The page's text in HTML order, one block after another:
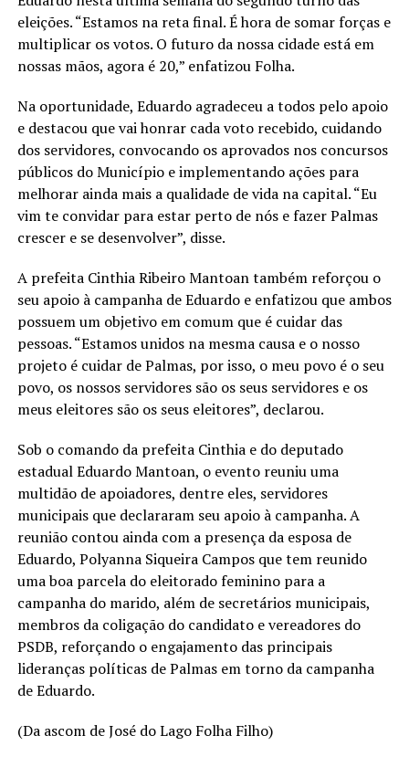
eleições. “Estamos na reta final. É hora de somar forças e
multiplicar os votos. O futuro da nossa cidade está em
nossas mãos, agora é 20,” enfatizou Folha.
Na oportunidade, Eduardo agradeceu a todos pelo apoio
e destacou que vai honrar cada voto recebido, cuidando
dos servidores, convocando os aprovados nos concursos
públicos do Município e implementando ações para
melhorar ainda mais a qualidade de vida na capital. “Eu
vim te convidar para estar perto de nós e fazer Palmas
crescer e se desenvolver”, disse.
A prefeita Cinthia Ribeiro Mantoan também reforçou o
seu apoio à campanha de Eduardo e enfatizou que ambos
possuem um objetivo em comum que é cuidar das
pessoas. “Estamos unidos na mesma causa e o nosso
projeto é cuidar de Palmas, por isso, o meu povo é o seu
povo, os nossos servidores são os seus servidores e os
meus eleitores são os seus eleitores”, declarou.
Sob o comando da prefeita Cinthia e do deputado
estadual Eduardo Mantoan, o evento reuniu uma
multidão de apoiadores, dentre eles, servidores
municipais que declararam seu apoio à campanha. A
reunião contou ainda com a presença da esposa de
Eduardo, Polyanna Siqueira Campos que tem reunido
uma boa parcela do eleitorado feminino para a
campanha do marido, além de secretários municipais,
membros da coligação do candidato e vereadores do
PSDB, reforçando o engajamento das principais
lideranças políticas de Palmas em torno da campanha
de Eduardo.
(Da ascom de José do Lago Folha Filho)